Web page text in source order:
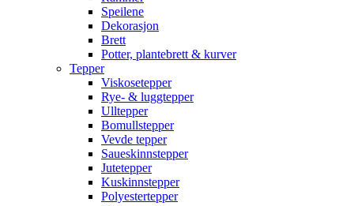
Speilene
Dekorasjon
Brett
Potter, plantebrett & kurver
Tepper
Viskosetepper
Rye- & luggtepper
Ulltepper
Bomullstepper
Vevde tepper
Saueskinnstepper
Jutetepper
Kuskinnstepper
Polyestertepper